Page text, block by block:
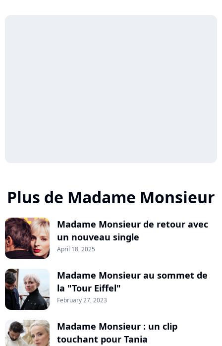
Plus de Madame Monsieur
Madame Monsieur de retour avec
un nouveau single
April 18, 2025
Madame Monsieur au sommet de
la "Tour Eiffel"
February 27, 2023
Madame Monsieur : un clip
touchant pour Tania